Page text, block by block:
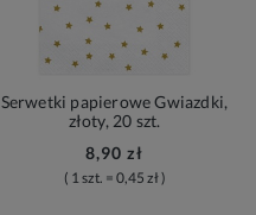
Serwetki papierowe Gwiazdki,
złoty, 20 szt.
8,90 zł
( 1 szt. = 0,45 zł )